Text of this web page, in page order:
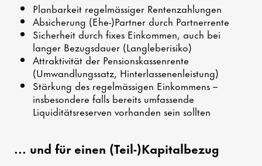
Planbarkeit regelmässiger Rentenzahlungen
Absicherung (Ehe-)Partner durch Partnerrente
Sicherheit durch fixes Einkommen, auch bei
langer Bezugsdauer (Langleberisiko)
Attraktivität der Pensionskassenrente
(Umwandlungssatz, Hinterlassenenleistung)
Stärkung des regelmässigen Einkommens –
insbesondere falls bereits umfassende
Liquiditätsreserven vorhanden sein sollten
... und für einen (Teil-)Kapitalbezug